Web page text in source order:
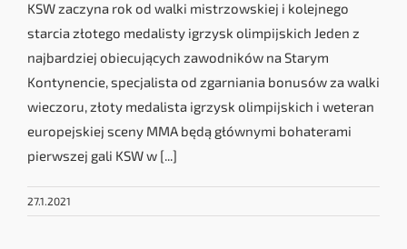
KSW zaczyna rok od walki mistrzowskiej i kolejnego
starcia złotego medalisty igrzysk olimpijskich Jeden z
najbardziej obiecujących zawodników na Starym
Kontynencie, specjalista od zgarniania bonusów za walki
wieczoru, złoty medalista igrzysk olimpijskich i weteran
europejskiej sceny MMA będą głównymi bohaterami
pierwszej gali KSW w [...]
27.1.2021